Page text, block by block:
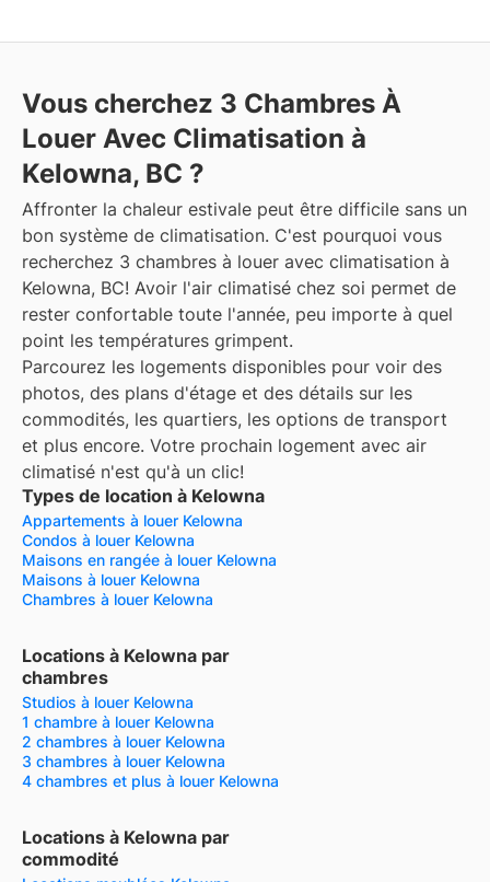
Vous cherchez 3 Chambres À
Louer Avec Climatisation à
Kelowna, BC ?
Affronter la chaleur estivale peut être difficile sans un
bon système de climatisation. C'est pourquoi vous
recherchez 3 chambres à louer avec climatisation à
Kelowna, BC! Avoir l'air climatisé chez soi permet de
rester confortable toute l'année, peu importe à quel
point les températures grimpent.
Parcourez les logements disponibles pour voir des
photos, des plans d'étage et des détails sur les
commodités, les quartiers, les options de transport
et plus encore. Votre prochain logement avec air
climatisé n'est qu'à un clic!
Types de location à Kelowna
Appartements à louer Kelowna
Condos à louer Kelowna
Maisons en rangée à louer Kelowna
Maisons à louer Kelowna
Chambres à louer Kelowna
Locations à Kelowna par
chambres
Studios à louer Kelowna
1 chambre à louer Kelowna
2 chambres à louer Kelowna
3 chambres à louer Kelowna
4 chambres et plus à louer Kelowna
Locations à Kelowna par
commodité